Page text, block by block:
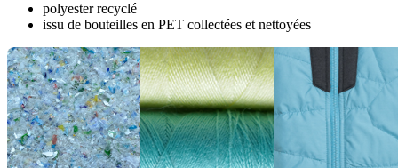
polyester recyclé
issu de bouteilles en PET collectées et nettoyées